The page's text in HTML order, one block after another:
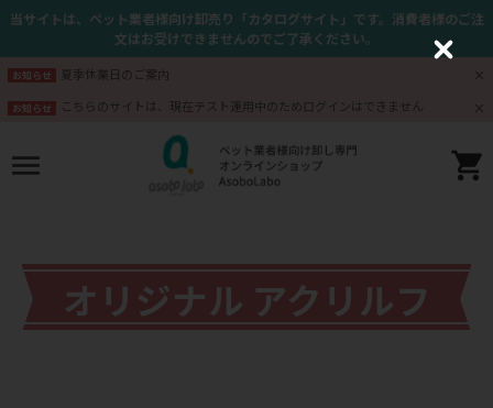
当サイトは、ペット業者様向け卸売り「カタログサイト」です。消費者様のご注
文はお受けできませんのでご了承ください。
お知らせ 夏季休業日のご案内
お知らせ こちらのサイトは、現在テスト運用中のためログインはできません
オリジナル アクリルフ
C